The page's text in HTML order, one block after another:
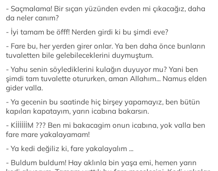
- Saçmalama! Bir sıçan yüzünden evden mi çıkacağız, daha
da neler canım?
- İyi tamam be öfff! Nerden girdi ki bu şimdi eve?
- Fare bu, her yerden girer onlar. Ya ben daha önce bunların
tuvaletten bile gelebileceklerini duymuştum.
- Yahu senin söylediklerini kulağın duyuyor mu? Yani ben
şimdi tam tuvalette otururken, aman Allahım... Namus elden
gider valla.
- Ya gecenin bu saatinde hiç birşey yapamayız, ben bütün
kapıları kapatayım, yarın icabına bakarsın.
- KİİİİİİM ??? Ben mi bakacagim onun icabına, yok valla ben
fare mare yakalayamam!
- Ya kedi değiliz ki, fare yakalayalım ...
- Buldum buldum! Hay aklınla bin yaşa emi, hemen yarın